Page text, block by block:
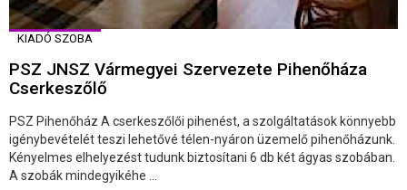
KIADÓ SZOBA
PSZ JNSZ Vármegyei Szervezete Pihenőháza
Cserkeszőlő
PSZ Pihenőház A cserkeszőlői pihenést, a szolgáltatások könnyebb
igénybevételét teszi lehetővé télen-nyáron üzemelő pihenőházunk.
Kényelmes elhelyezést tudunk biztosítani 6 db két ágyas szobában.
A szobák mindegyikéhe ...